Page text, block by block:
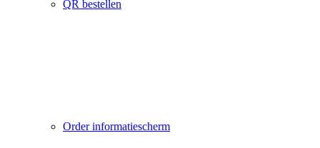
QR bestellen
Order informatiescherm